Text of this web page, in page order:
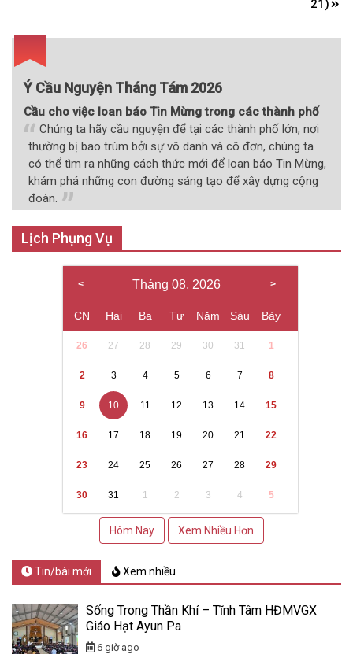
21)
Ý Cầu Nguyện Tháng Tám 2026
Cầu cho việc loan báo Tin Mừng trong các thành phố
Chúng ta hãy cầu nguyện để tại các thành phố lớn, nơi
thường bị bao trùm bởi sự vô danh và cô đơn, chúng ta
có thể tìm ra những cách thức mới để loan báo Tin Mừng,
khám phá những con đường sáng tạo để xây dựng cộng
đoàn.
Lịch Phụng Vụ
Tháng 08, 2026
CN Hai Ba Tư Năm Sáu Bảy
26 27 28 29 30 31 1
2 3 4 5 6 7 8
9 10 11 12 13 14 15
16 17 18 19 20 21 22
23 24 25 26 27 28 29
30 31 1 2 3 4 5
Hôm Nay Xem Nhiều Hơn
Tin/bài mới Xem nhiều
Sống Trong Thần Khí – Tĩnh Tâm HĐMVGX
Giáo Hạt Ayun Pa
6 giờ ago